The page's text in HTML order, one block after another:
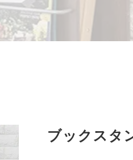
シーポリシ
ブックスタ